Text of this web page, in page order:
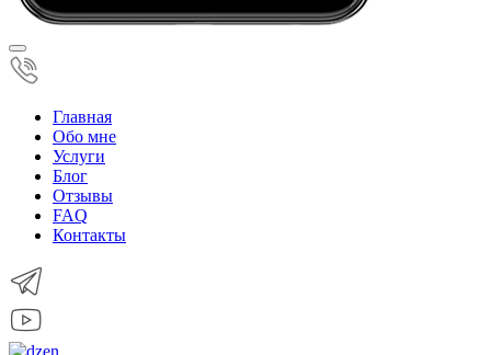
Главная
Обо мне
Услуги
Блог
Отзывы
FAQ
Контакты